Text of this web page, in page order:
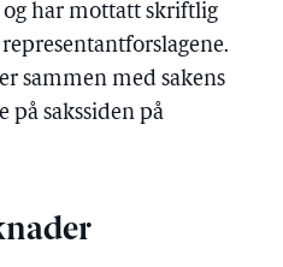
har mottatt skriftlig
sammen med sakens
på sakssiden på